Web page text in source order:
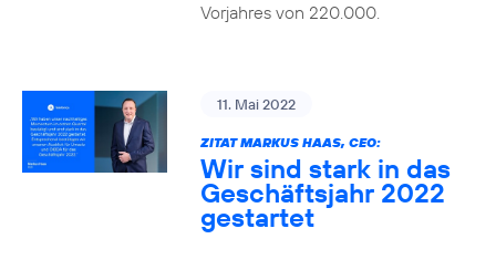
Vorjahres von 220.000.
11. Mai 2022
ZITAT MARKUS HAAS, CEO:
Wir sind stark in das
Geschäftsjahr 2022
gestartet